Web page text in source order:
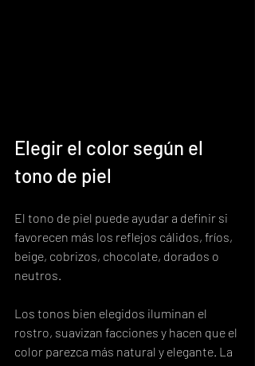
Elegir el color según el
tono de piel
El tono de piel puede ayudar a definir si
favorecen más los reflejos cálidos, fríos,
beige, cobrizos, chocolate, dorados o
neutros.
Los tonos bien elegidos iluminan el
rostro, suavizan facciones y hacen que el
color parezca más natural y elegante. La